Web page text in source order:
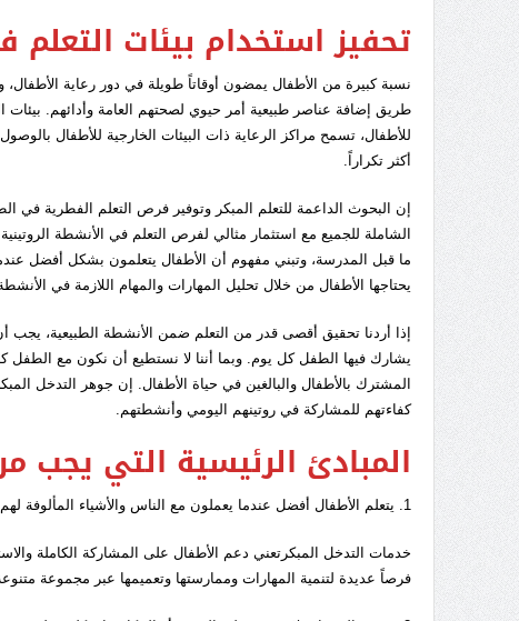
تحفيز استخدام بيئات
نسبة كبيرة من الأطفال يمضون أوقاتاً طويلة في دور رعاية
طريق إضافة عناصر طبيعية أمر حيوي لصحتهم العامة وأدائهم. بيئات
للأطفال، تسمح مراكز الرعاية ذات البيئات الخارجية للأطفال
أكثر تكراراً.
إن البحوث الداعمة للتعلم المبكر وتوفير فرص التعلم الفطرية في
الشاملة للجميع مع استثمار مثالي لفرص التعلم في الأنشطة
ما قبل المدرسة، وتبني مفهوم أن الأطفال يتعلمون بشكل أفضل
يحتاجها الأطفال من خلال تحليل المهارات والمهام اللازمة في
إذا أردنا تحقيق أقصى قدر من التعلم ضمن الأنشطة الطبيعية، يجب
يشارك فيها الطفل كل يوم. وبما أننا لا نستطيع أن نكون مع الطفل
المشترك بالأطفال والبالغين في حياة الأطفال. إن جوهر التدخل
كفاءتهم للمشاركة في روتينهم اليومي وأنشطتهم.
المبادئ الرئيسية التي يجب
1. يتعلم الأطفال أفضل عندما يعملون مع الناس والأشياء المألوفة لهم.
خدمات التدخل المبكرتعني دعم الأطفال على المشاركة الكاملة
فرصاً عديدة لتنمية المهارات وممارستها وتعميمها عبر مجموعة